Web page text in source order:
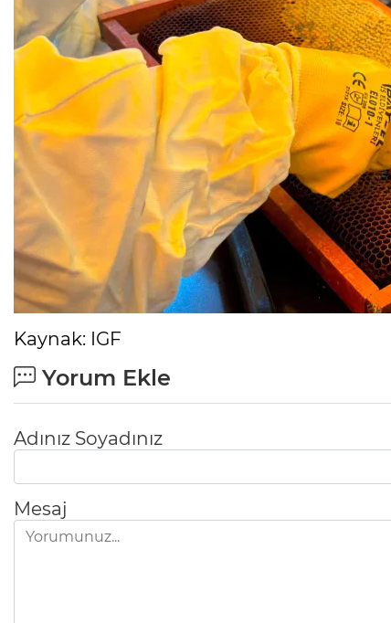
Kaynak: IGF
Yorum Ekle
Adınız Soyadınız
Mesaj